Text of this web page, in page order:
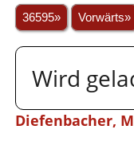
36595» Vorwärts»
Wird
Diefenbacher,